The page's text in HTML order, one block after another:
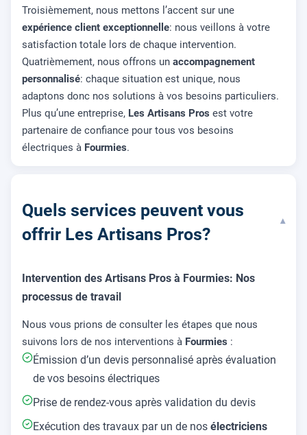
Troisièmement, nous mettons l’accent sur une
expérience client exceptionnelle: nous veillons à votre
satisfaction totale lors de chaque intervention.
Quatrièmement, nous offrons un accompagnement
personnalisé: chaque situation est unique, nous
adaptons donc nos solutions à vos besoins particuliers.
Plus qu’une entreprise, Les Artisans Pros est votre
partenaire de confiance pour tous vos besoins
électriques à Fourmies.
Quels services peuvent vous
offrir Les Artisans Pros?
▾
Intervention des Artisans Pros à Fourmies: Nos
processus de travail
Nous vous prions de consulter les étapes que nous
suivons lors de nos interventions à Fourmies :
Émission d’un devis personnalisé après évaluation
de vos besoins électriques
Prise de rendez-vous après validation du devis
Exécution des travaux par un de nos électriciens